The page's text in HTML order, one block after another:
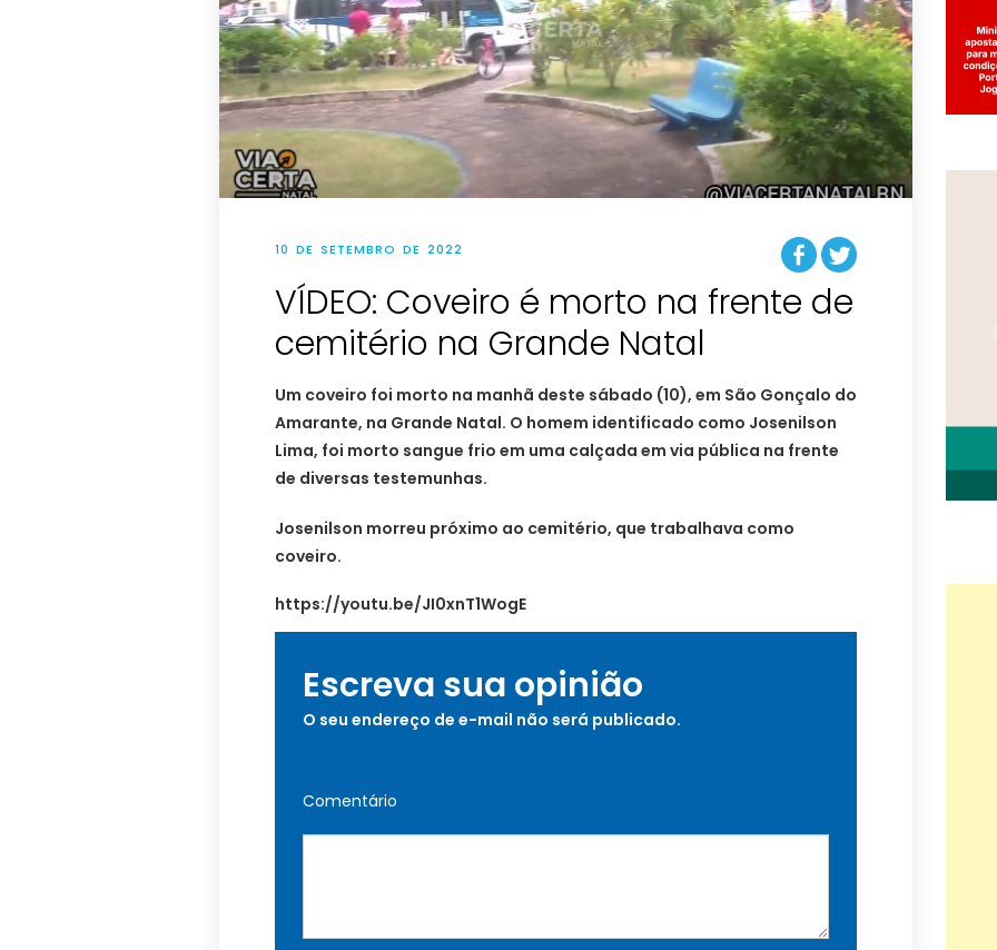
10 DE SETEMBRO DE 2022
VÍDEO: Coveiro é morto na frente de
cemitério na Grande Natal
Um coveiro foi morto na manhã deste sábado (10), em São Gonçalo do
Amarante, na Grande Natal. O homem identificado como Josenilson
Lima, foi morto sangue frio em uma calçada em via pública na frente
de diversas testemunhas.
Josenilson morreu próximo ao cemitério, que trabalhava como
coveiro.
https://youtu.be/JI0xnT1WogE
Escreva sua opinião
O seu endereço de e-mail não será publicado.
Comentário